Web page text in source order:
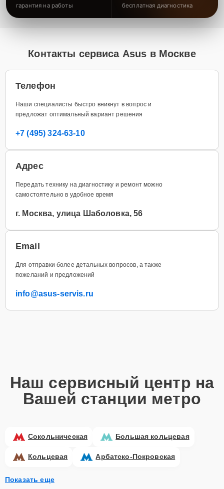
гарантия на работы бесплатная диагностика
Контакты сервиса Asus в Москве
Телефон
Наши специалисты быстро вникнут в вопрос и
предложат оптимальный вариант решения
+7 (495) 324-63-10
Адрес
Передать технику на диагностику и ремонт можно
самостоятельно в удобное время
г. Москва, улица Шаболовка, 56
Email
Для отправки более детальных вопросов, а также
пожеланий и предложений
info@asus-servis.ru
Наш сервисный центр на
Вашей станции метро
Сокольническая Большая кольцевая
Кольцевая Арбатско-Покровская
Показать еще